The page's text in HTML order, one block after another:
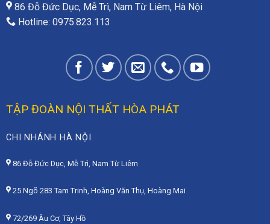
86 Đỗ Đức Dục, Mễ Trì, Nam Từ Liêm, Hà Nội
Hotline: 0975.823.113
TẬP ĐOÀN NỘI THẤT HÒA PHÁT
CHI NHÁNH HÀ NỘI
86 Đỗ Đức Dục, Mễ Trì, Nam Từ Liêm
25 Ngõ 283 Tam Trinh, Hoàng Văn Thụ, Hoàng Mai
72/269 Âu Cơ, Tây Hồ